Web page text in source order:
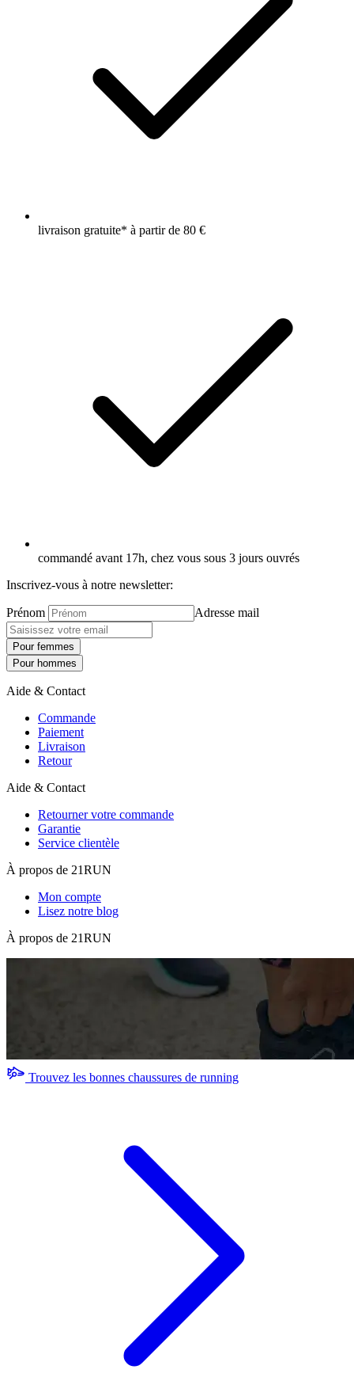
livraison gratuite* à partir de 80 €
commandé avant 17h, chez vous sous 3 jours ouvrés
Inscrivez-vous à notre newsletter:
Prénom Adresse mail
Pour femmes
Pour hommes
Aide & Contact
Commande
Paiement
Livraison
Retour
Aide & Contact
Retourner votre commande
Garantie
Service clientèle
À propos de 21RUN
Mon compte
Lisez notre blog
À propos de 21RUN
Trouvez les bonnes chaussures de running